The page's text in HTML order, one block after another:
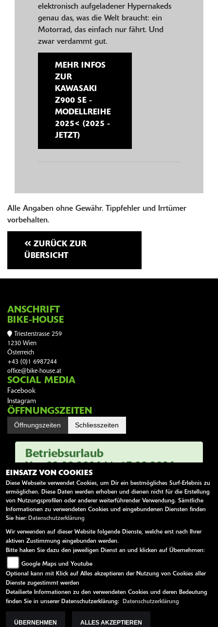
elektronisch aufgeladener Hypernakeds
genau das, was die Welt braucht: ein
Motorrad, das einfach nur fährt. Und
zwar verdammt gut.
MEHR INFOS
ZUR
KAWASAKI
Z900 SE -
MODELLREIHE
2025< (2025 -
JETZT)
Alle Angaben ohne Gewähr. Tippfehler und Irrtümer
vorbehalten.
ZURÜCK ZUR
ÜBERSICHT
ANSCHRIFT
BIKE-HOUSE
Triesterstrasse 259
1230 Wien
Österreich
+43 (0)1 6987244
office@bike-house.at
SOCIAL MEDIA
Facebook
Instagram
ÖFFNUNGSZEITEN
Öffnungszeiten Schliesszeiten
Betriebsurlaub
Ab 18.08. sind wir wieder für sie da
LINKS
AGB
Datenschutz
Disclaimer
EINSATZ VON COOKIES
Diese Webseite verwendet Cookies, um Dir ein bestmögliches Surf-Erlebnis zu
ermöglichen. Diese Daten werden erhoben und dienen nicht für die Erstellung
von Nutzungsprofilen oder anderer weiterführender Verwendung. Sämtliche
Informationen zu verwendeten Cookies und eingebundenen Diensten finden
Sie hier: Datenschutzerklärung
Wir verwenden auf dieser Website folgende Dienste, welche erst nach Ihrer
aktiven Zustimmung eingebunden werden.
Bitte haken Sie dazu den jeweiligen Dienst an und klicken auf Übernehmen:
Google Maps und Youtube
Optional kann mit Klick auf Alles akzeptieren der Nutzung von Cookies aller
Dienste zugestimmt werden
Detailierte Informationen zu den verwendeten Cookies und deren Bedeutung
finden Sie in unserer Datenschutzerklärung:
Datenschutzerklärung
ÜBERNEHMEN ALLES AKZEPTIEREN